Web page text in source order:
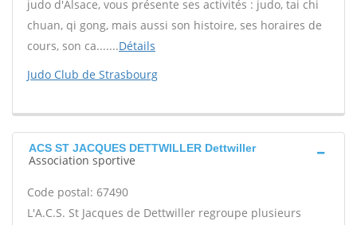
judo d'Alsace, vous présente ses activités : judo, tai chi
chuan, qi gong, mais aussi son histoire, ses horaires de
cours, son ca.......Détails
Judo Club de Strasbourg
ACS ST JACQUES DETTWILLER Dettwiller
Association sportive
Code postal: 67490
L'A.C.S. St Jacques de Dettwiller regroupe plusieurs